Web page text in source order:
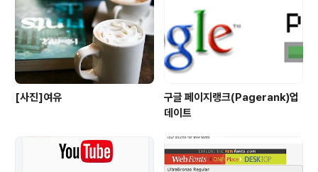
[사진]여유
구글 페이지랭크(Pagerank)업
데이트